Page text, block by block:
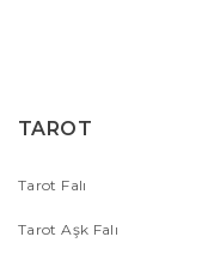
TAROT
Tarot Falı
Tarot Aşk Falı